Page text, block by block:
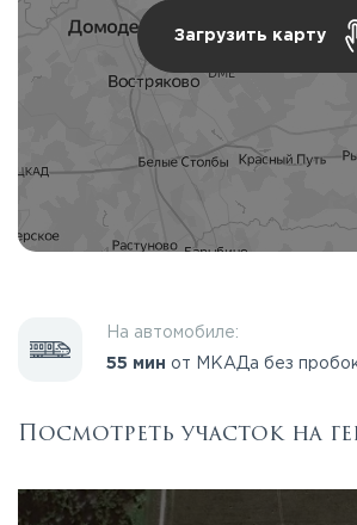
Загрузить карту
На автомобиле:
55 мин от МКАДа без
Посмотреть участок на